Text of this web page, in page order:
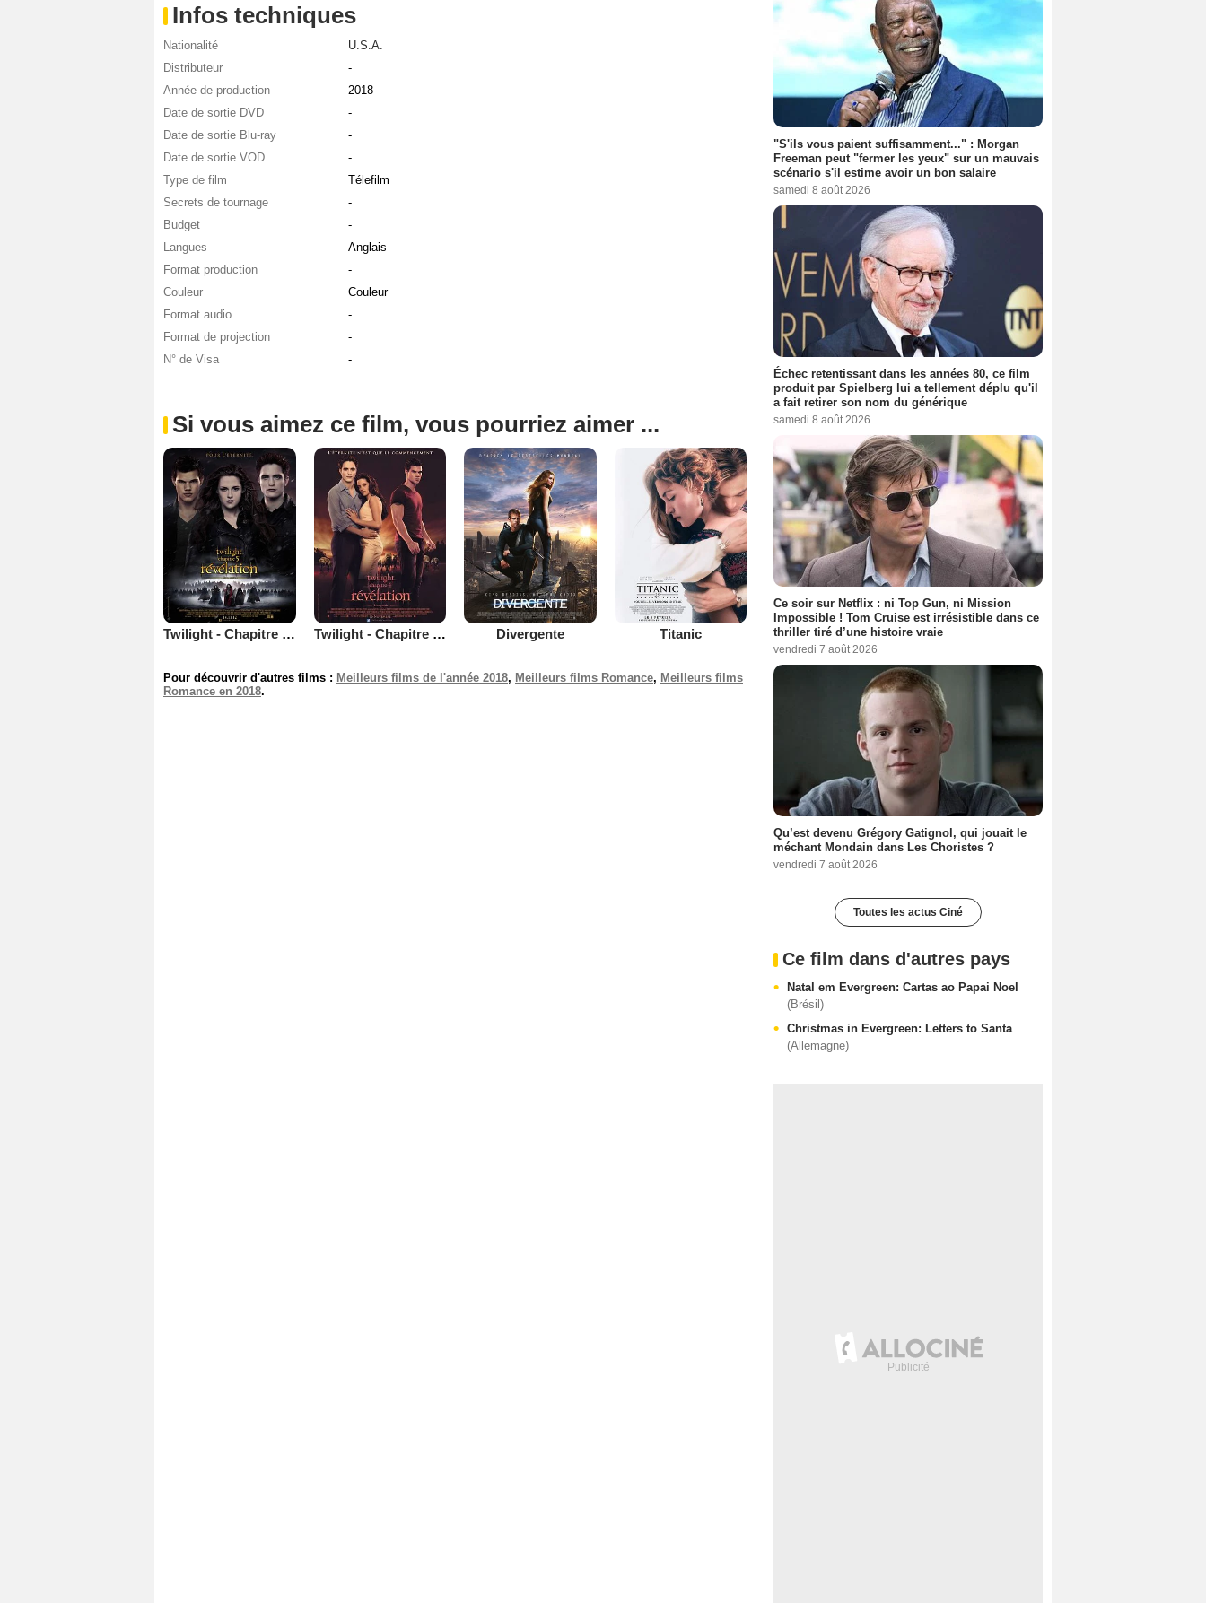
Infos techniques
Nationalité
U.S.A.
Distributeur
-
Année de production
2018
Date de sortie DVD
-
Date de sortie Blu-ray
-
Date de sortie VOD
-
Type de film
Télefilm
Secrets de tournage
-
Budget
-
Langues
Anglais
Format production
-
Couleur
Couleur
Format audio
-
Format de projection
-
N° de Visa
-
Si vous aimez ce film, vous pourriez aimer ...
Twilight - Chapitre 5 : Révélation 2e partie Twilight - Chapitre 4 : Révélation 1ère partie Divergente Titanic
Pour découvrir d'autres films : Meilleurs films de l'année 2018, Meilleurs films Romance, Meilleurs films
Romance en 2018.
"S'ils vous paient suffisamment..." : Morgan
Freeman peut "fermer les yeux" sur un mauvais
scénario s'il estime avoir un bon salaire
samedi 8 août 2026
Échec retentissant dans les années 80, ce film
produit par Spielberg lui a tellement déplu qu'il
a fait retirer son nom du générique
samedi 8 août 2026
Ce soir sur Netflix : ni Top Gun, ni Mission
Impossible ! Tom Cruise est irrésistible dans ce
thriller tiré d’une histoire vraie
vendredi 7 août 2026
Qu’est devenu Grégory Gatignol, qui jouait le
méchant Mondain dans Les Choristes ?
vendredi 7 août 2026
Toutes les actus Ciné
Ce film dans d'autres pays
Natal em Evergreen: Cartas ao Papai Noel
(Brésil)
Christmas in Evergreen: Letters to Santa
(Allemagne)